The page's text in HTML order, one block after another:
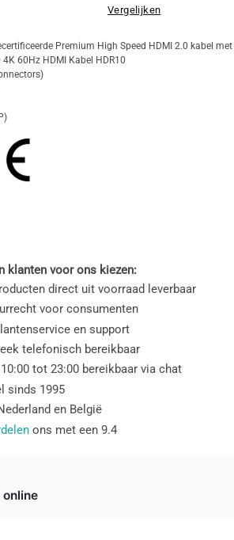
Vergelijken
Premium High Speed HDMI 2.0 kabel
60Hz HDMI Kabel HDR10
klanten voor ons kiezen:
direct uit voorraad leverbaar
voor consumenten
en support
telefonisch bereikbaar
tot 23:00 bereikbaar via chat
sinds 1995
en België
ons met een 9.4